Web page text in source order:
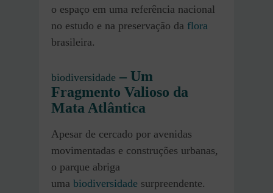
o espaço em uma referência nacional
no estudo e na preservação da flora
brasileira.
biodiversidade – Um
Fragmento Valioso da
Mata Atlântica
Apesar de cercado por avenidas
movimentadas e construções urbanas,
o parque abriga
uma biodiversidade surpreendente.